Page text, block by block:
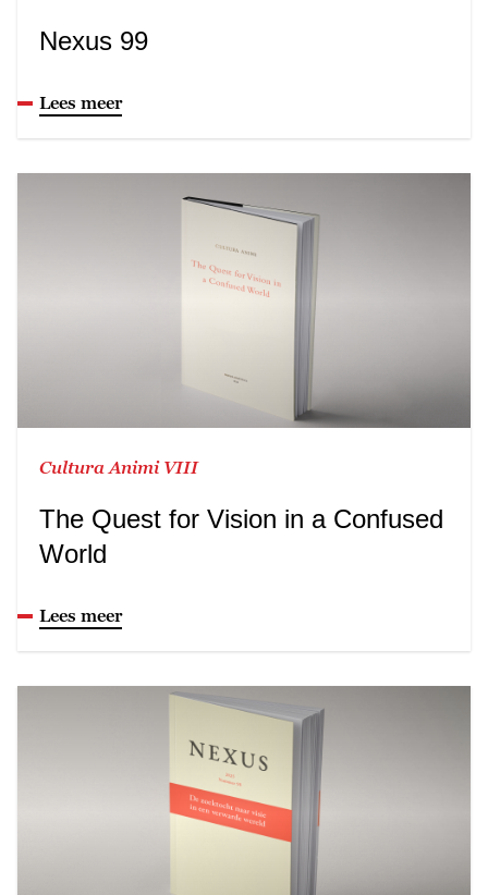
Nexus 99
Lees meer
Cultura Animi VIII
The Quest for Vision in a Confused
World
Lees meer